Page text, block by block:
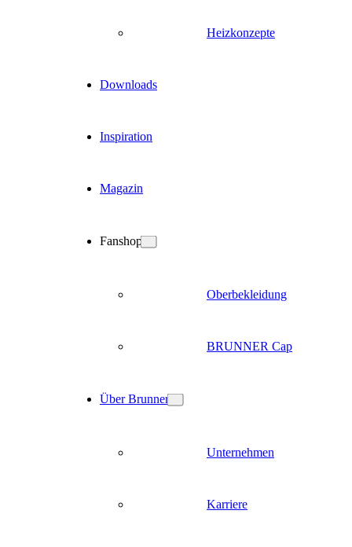
Heizkonzepte
Downloads
Inspiration
Magazin
Fanshop
Oberbekleidung
BRUNNER Cap
Über Brunner
Unternehmen
Karriere